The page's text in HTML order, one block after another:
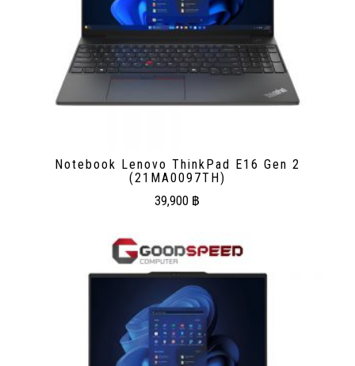
Notebook Lenovo ThinkPad E16 Gen 2
(21MA0097TH)
39,900 ฿